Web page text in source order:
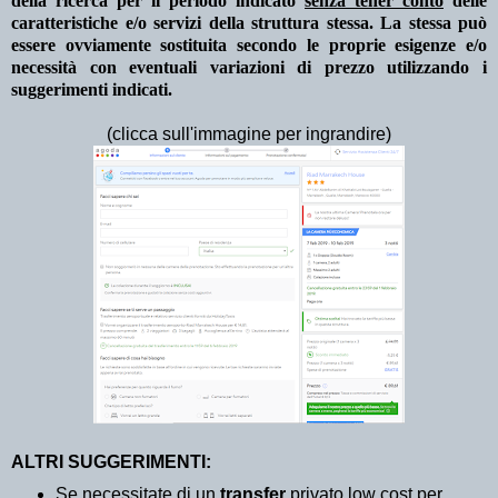
caratteristiche e/o servizi della struttura stessa. La stessa può
essere ovviamente sostituita secondo le proprie esigenze e/o
necessità con eventuali variazioni di prezzo utilizzando i
suggerimenti indicati.
(clicca sull'immagine per ingrandire)
ALTRI SUGGERIMENTI:
Se necessitate di un transfer privato low cost per